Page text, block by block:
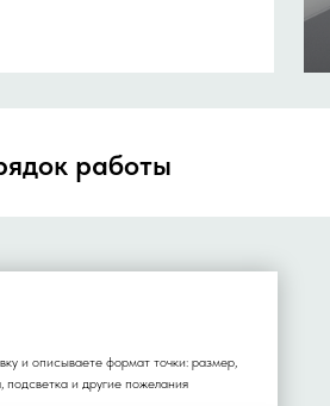
работы
и описываете формат точки: размер,
подсветка и другие пожелания